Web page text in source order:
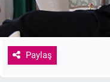
Paylaş